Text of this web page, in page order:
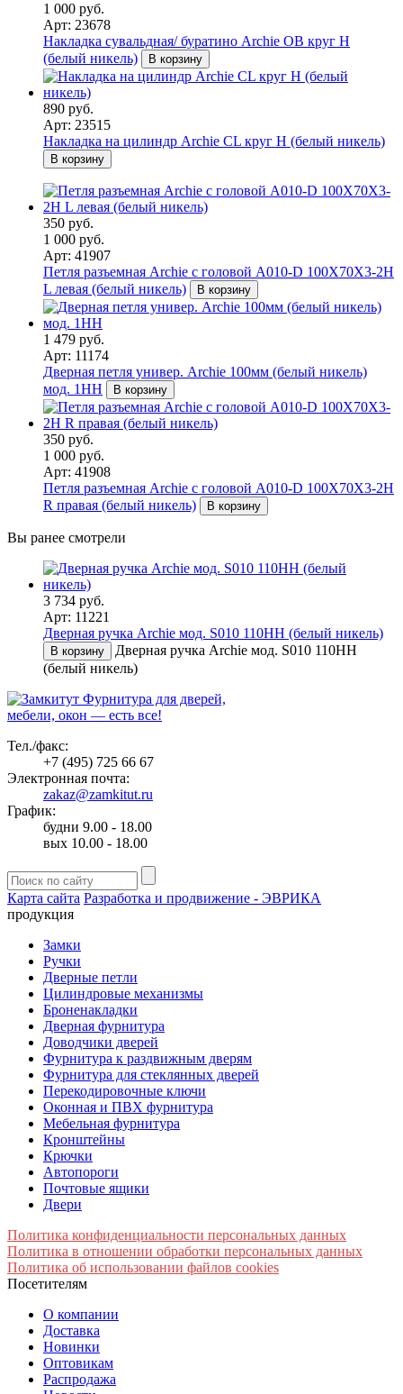
1 000 руб.
Арт: 23678
Накладка сувальдная/ буратино Archie OB круг H
(белый никель)
В корзину
890 руб.
Арт: 23515
Накладка на цилиндр Archie CL круг H (белый никель)
В корзину
350 руб.
1 000 руб.
Арт: 41907
Петля разъемная Archie с головой A010-D 100X70X3-2H
L левая (белый никель)
В корзину
1 479 руб.
Арт: 11174
Дверная петля универ. Archie 100мм (белый никель)
мод. 1HH
В корзину
350 руб.
1 000 руб.
Арт: 41908
Петля разъемная Archie с головой A010-D 100X70X3-2H
R правая (белый никель)
В корзину
Вы ранее смотрели
3 734 руб.
Арт: 11221
Дверная ручка Archie мод. S010 110HH (белый никель)
В корзину
Дверная ручка Archie мод. S010 110HH
(белый никель)
Фурнитура для дверей,
мебели, окон — есть все!
Тел./факс:
+7 (495) 725 66 67
Электронная почта:
zakaz@zamkitut.ru
График:
будни 9.00 - 18.00
вых 10.00 - 18.00
Карта сайта Разработка и продвижение - ЭВРИКА
продукция
Замки
Ручки
Дверные петли
Цилиндровые механизмы
Броненакладки
Дверная фурнитура
Доводчики дверей
Фурнитура к раздвижным дверям
Фурнитура для стеклянных дверей
Перекодировочные ключи
Оконная и ПВХ фурнитура
Мебельная фурнитура
Кронштейны
Крючки
Автопороги
Почтовые ящики
Двери
Политика конфиденциальности персональных данных
Политика в отношении обработки персональных данных
Политика об использовании файлов cookies
Посетителям
О компании
Доставка
Новинки
Оптовикам
Распродажа